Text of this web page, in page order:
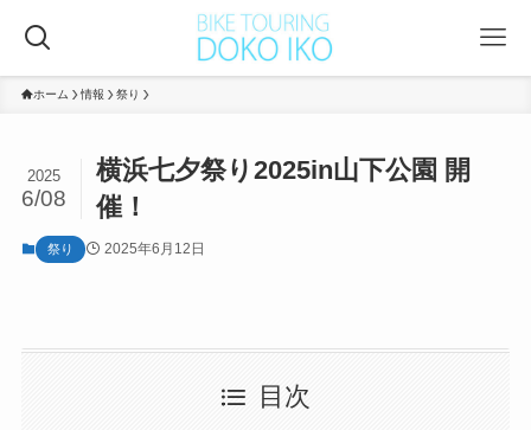
ホーム 情報 祭り
横浜七夕祭り2025in山下公園 開
催！
2025
6/08
祭り 2025年6月12日
目次